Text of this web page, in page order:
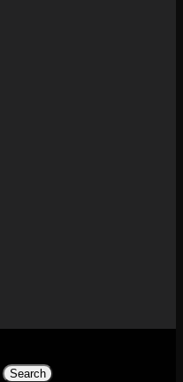
Search